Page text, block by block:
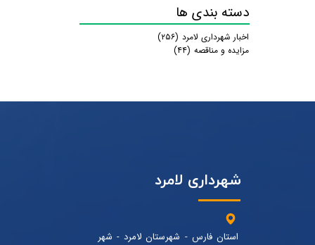
دسته بندی ها
اخبار شهرداری لامرد (۲۵۶)
مزایده و مناقصه (۴۴)
شهرداری لامرد
استان فارس - شهرستان لامرد - شهر